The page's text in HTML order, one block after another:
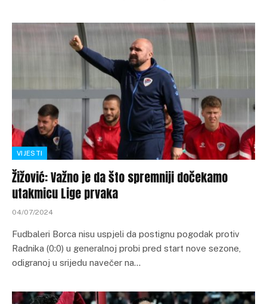
VIJESTI
Žižović: Važno je da što spremniji dočekamo
utakmicu Lige prvaka
04/07/2024
Fudbaleri Borca nisu uspjeli da postignu pogodak protiv
Radnika (0:0) u generalnoj probi pred start nove sezone,
odigranoj u srijedu navečer na…